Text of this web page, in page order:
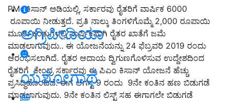
ಅಗ್ರಿಪೀಡಿಯಾ
ಯಶೋಗಾಥೆ
PM- ಕಿಸಾನ್ ಅಡಿಯಲ್ಲಿ, ಸರ್ಕಾರವು ರೈತರಿಗೆ ವಾರ್ಷಿಕ 6000
ರೂಪಾಯಿ ನೀಡುತ್ತದೆ. ಪ್ರತಿ ನಾಲ್ಕು ತಿಂಗಳಿಗೊಮ್ಮೆ 2,000 ರೂಪಾಯಿ
ಮೂರು ಕಂತುಗಳಲ್ಲಿ ವಾರ್ಷಿಕವಾಗಿ ರೈತರ ಖಾತೆಗೆ ಜಮೆ
ಮಾಡಲಾಗುವುದು.. ಈ ಯೋಜನೆಯನ್ನು 24 ಫೆಬ್ರವರಿ 2019 ರಂದು
ಆರಂಭಿಸಲಾಗಿದೆ. ರೈತರ ಆದಾಯ ದ್ವಿಗುಣಗೊಳಿಸುವ ಉದ್ದೇಶದಿಂದ
ರೈತರಿಗೆ ಕೇಂದ್ರ ಸರ್ಕಾರವು ಈ ಪಿಎಂ ಕಿಸಾನ್ ಯೋಜನೆ ಹೆಚ್ಚು
ಪ್ರಸಿದ್ಧಿಹೊಂದಿದೆ. ಈಗ ಆಗಸ್ಟ 9 ರಂದು 9ನೇ ಕಂತಿನ ಹಣ ಬಿಡುಗಡೆ
ಮಾಡಲಾಗುವುದು. 9ನೇ ಕಂತಿನ ಲಿಸ್ಟ್ ಸಹ ಈಗಾಗಲೇ ಬಿಡುಗಡೆ